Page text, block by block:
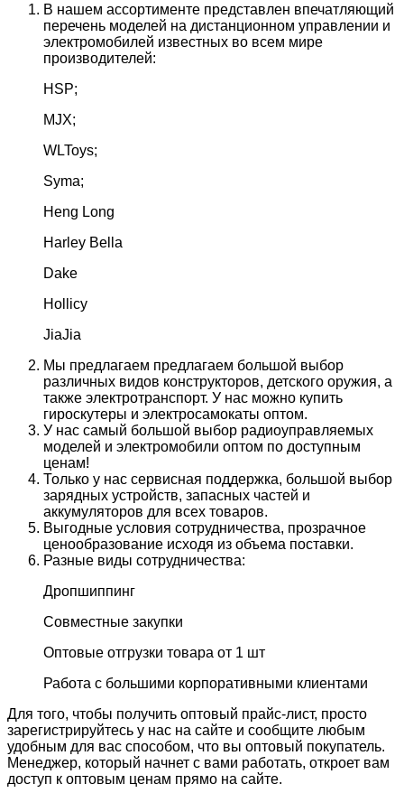
В нашем ассортименте представлен впечатляющий
перечень моделей на дистанционном управлении и
электромобилей известных во всем мире
производителей:
HSP;
MJX;
WLToys;
Syma;
Heng Long
Harley Bella
Dake
Hollicy
JiaJia
Мы предлагаем предлагаем большой выбор
различных видов конструкторов, детского оружия, а
также электротранспорт. У нас можно купить
гироскутеры и электросамокаты оптом.
У нас самый большой выбор радиоуправляемых
моделей и электромобили оптом по доступным
ценам!
Только у нас сервисная поддержка, большой выбор
зарядных устройств, запасных частей и
аккумуляторов для всех товаров.
Выгодные условия сотрудничества, прозрачное
ценообразование исходя из объема поставки.
Разные виды сотрудничества:
Дропшиппинг
Совместные закупки
Оптовые отгрузки товара от 1 шт
Работа с большими корпоративными клиентами
Для того, чтобы получить оптовый прайс-лист, просто
зарегистрируйтесь у нас на сайте и сообщите любым
удобным для вас способом, что вы оптовый покупатель.
Менеджер, который начнет с вами работать, откроет вам
доступ к оптовым ценам прямо на сайте.